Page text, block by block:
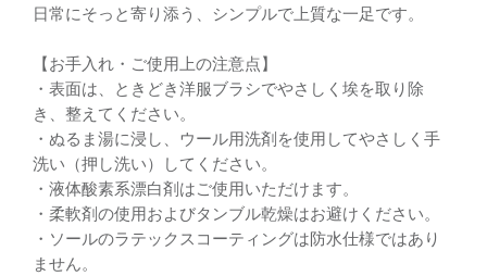
日常にそっと寄り添う、シンプルで上質な一足です。
【お手入れ・ご使用上の注意点】
・表面は、ときどき洋服ブラシでやさしく埃を取り除
き、整えてください。
・ぬるま湯に浸し、ウール用洗剤を使用してやさしく手
洗い（押し洗い）してください。
・液体酸素系漂白剤はご使用いただけます。
・柔軟剤の使用およびタンブル乾燥はお避けください。
・ソールのラテックスコーティングは防水仕様ではあり
ません。